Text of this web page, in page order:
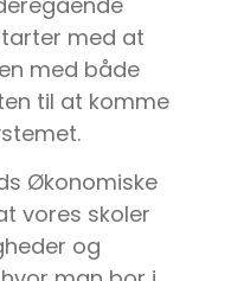
med at
med både
til at komme
Økonomiske
vores skoler
og